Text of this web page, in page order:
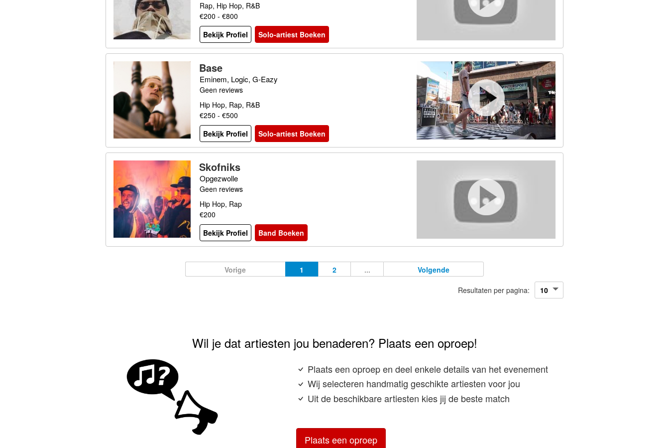
Rap, Hip Hop, R&B
€200 - €800
Bekijk Profiel
Solo-artiest Boeken
Base
Eminem, Logic, G-Eazy
Geen reviews
Hip Hop, Rap, R&B
€250 - €500
Bekijk Profiel
Solo-artiest Boeken
Skofniks
Opgezwolle
Geen reviews
Hip Hop, Rap
€200
Bekijk Profiel
Band Boeken
Vorige 1 2 ... Volgende
Resultaten per pagina:
Wil je dat artiesten jou benaderen? Plaats een oproep!
Plaats een oproep en deel enkele details van het evenement
Wij selecteren handmatig geschikte artiesten voor jou
Uit de beschikbare artiesten kies jij de beste match
Plaats een oproep